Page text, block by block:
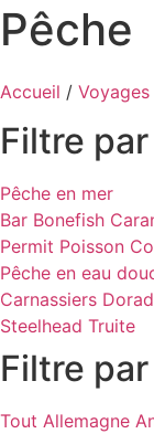
Pêche
Accueil / Voyages
Filtre
Pêche en mer
Bar Bonefish
Permit Poisson
Pêche en eau
Carnassiers
Steelhead Truite
Filtre
Tout Allemagne